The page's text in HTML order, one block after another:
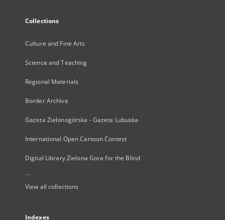
Collections
Culture and Fine Arts
Science and Teaching
Regional Materials
Border Archive
Gazeta Zielonogórska - Gazeta Lubuska
International Open Cartoon Contest
Digital Library Zielona Gora for the Blind
...
View all collections
Indexes